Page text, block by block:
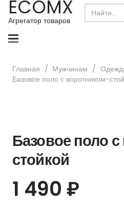
ECOMX
Агрегатор товаров
Search
for:
Главная / Мужчинам /
Базовое поло с воротником-
Базовое поло
стойкой
1 490 ₽